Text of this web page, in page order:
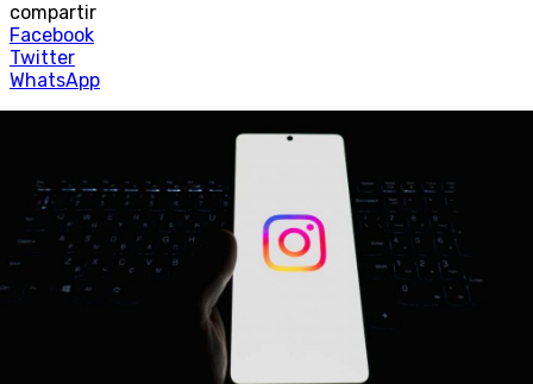
compartir
Facebook
Twitter
WhatsApp